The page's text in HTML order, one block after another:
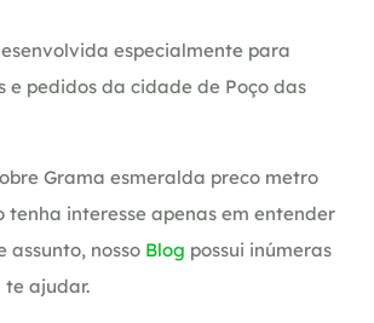
especialmente para
e pedidos da cidade de Poço das
Grama esmeralda preco metro
tenha interesse apenas em entender
assunto, nosso Blog possui inúmeras
te ajudar.